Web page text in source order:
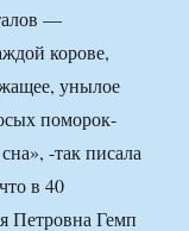
—
корове,
унылое
поморок-
-так писала
в 40
Петровна Гемп